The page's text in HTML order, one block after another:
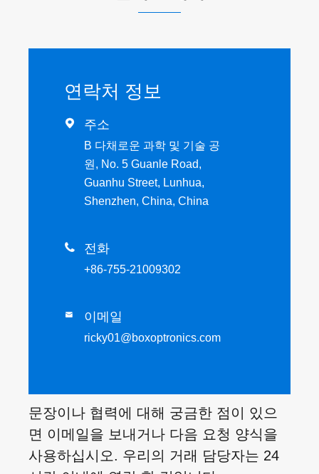
연락처 정보
 주소
B 다채로운 과학 및 기술 공
원, No. 5 Guanle Road,
Guanhu Street, Lunhua,
Shenzhen, China, China
 전화
+86-755-21009302
 이메일
ricky01@boxoptronics.com
문장이나 협력에 대해 궁금한 점이 있으
면 이메일을 보내거나 다음 요청 양식을
사용하십시오. 우리의 거래 담당자는 24